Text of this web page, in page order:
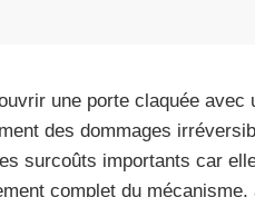
une porte claquée
des dommages
surcoûts importants car
complet du